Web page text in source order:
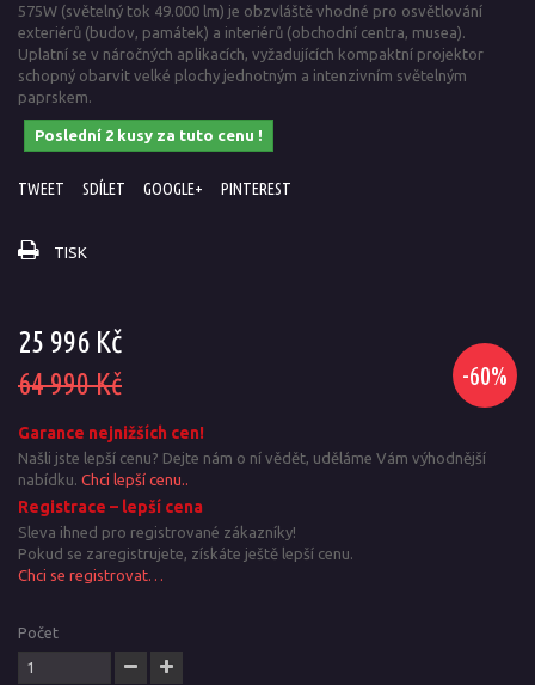
575W (světelný tok 49.000 lm) je obzvláště vhodné pro osvětlování
exteriérů (budov, památek) a interiérů (obchodní centra, musea).
Uplatní se v náročných aplikacích, vyžadujících kompaktní projektor
schopný obarvit velké plochy jednotným a intenzivním světelným
paprskem.
Poslední 2 kusy za tuto cenu !
TWEET SDÍLET GOOGLE+ PINTEREST
TISK
25 996 Kč
-60%
64 990 Kč
Garance nejnižších cen!
Našli jste lepší cenu? Dejte nám o ní vědět, uděláme Vám výhodnější
nabídku. Chci lepší cenu..
Registrace – lepší cena
Sleva ihned pro registrované zákazníky!
Pokud se zaregistrujete, získáte ještě lepší cenu.
Chci se registrovat…
Počet